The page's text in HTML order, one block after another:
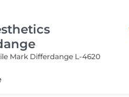
Mark Differdange L-4620